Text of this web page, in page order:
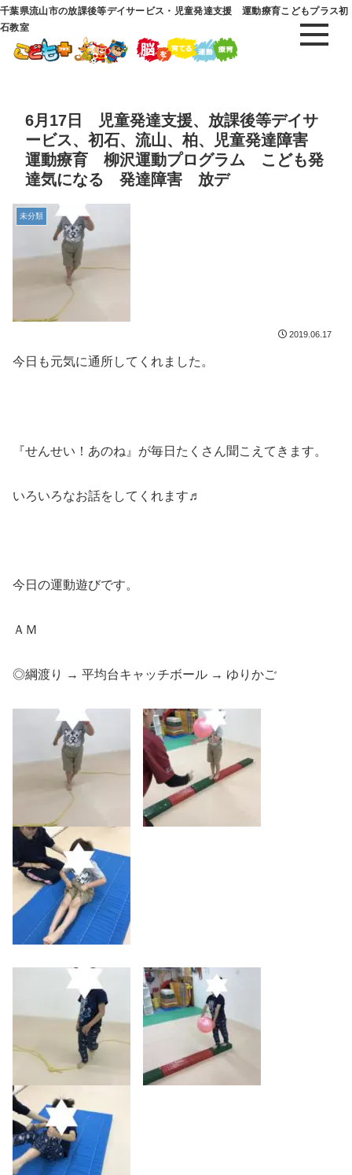
千葉県流山市の放課後等デイサービス・児童発達支援 運動療育こどもプラス初
石教室
6月17日 児童発達支援、放課後等デイサ
ービス、初石、流山、柏、児童発達障害
運動療育 柳沢運動プログラム こども発
達気になる 発達障害 放デ
未分類
2019.06.17
今日も元気に通所してくれました。
『せんせい！あのね』が毎日たくさん聞こえてきます。
いろいろなお話をしてくれます♬
今日の運動遊びです。
ＡＭ
◎綱渡り → 平均台キャッチボール → ゆりかご